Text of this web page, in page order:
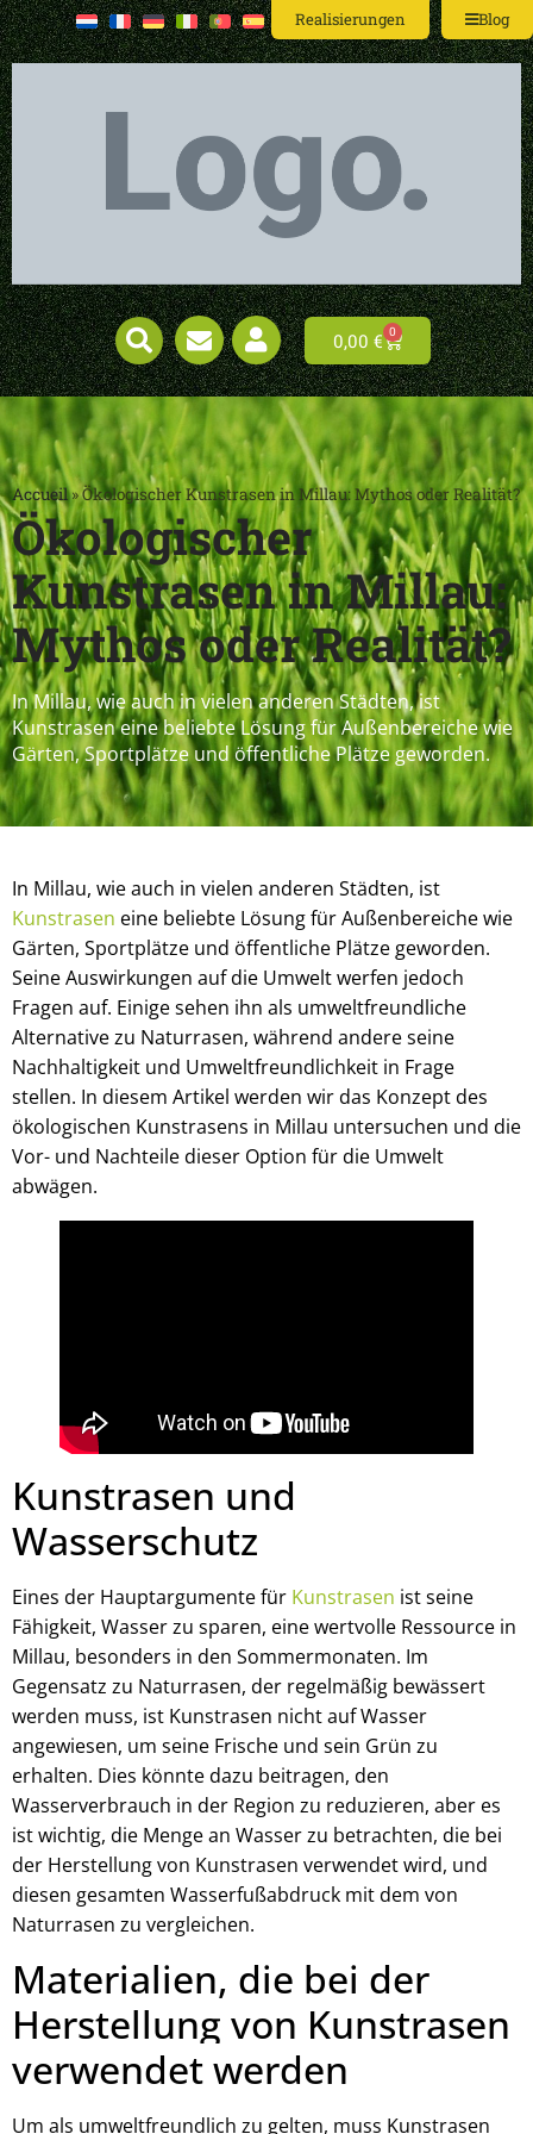
Realisierungen Blog
0,00 € 0
Accueil»Ökologischer Kunstrasen in Millau: Mythos oder Realität?
Ökologischer
Kunstrasen in Millau:
Mythos oder Realität?
In Millau, wie auch in vielen anderen Städten, ist
Kunstrasen eine beliebte Lösung für Außenbereiche wie
Gärten, Sportplätze und öffentliche Plätze geworden.
In Millau, wie auch in vielen anderen Städten, ist
Kunstrasen eine beliebte Lösung für Außenbereiche wie
Gärten, Sportplätze und öffentliche Plätze geworden.
Seine Auswirkungen auf die Umwelt werfen jedoch
Fragen auf. Einige sehen ihn als umweltfreundliche
Alternative zu Naturrasen, während andere seine
Nachhaltigkeit und Umweltfreundlichkeit in Frage
stellen. In diesem Artikel werden wir das Konzept des
ökologischen Kunstrasens in Millau untersuchen und die
Vor- und Nachteile dieser Option für die Umwelt
abwägen.
Kunstrasen und
Wasserschutz
Eines der Hauptargumente für Kunstrasen ist seine
Fähigkeit, Wasser zu sparen, eine wertvolle Ressource in
Millau, besonders in den Sommermonaten. Im
Gegensatz zu Naturrasen, der regelmäßig bewässert
werden muss, ist Kunstrasen nicht auf Wasser
angewiesen, um seine Frische und sein Grün zu
erhalten. Dies könnte dazu beitragen, den
Wasserverbrauch in der Region zu reduzieren, aber es
ist wichtig, die Menge an Wasser zu betrachten, die bei
der Herstellung von Kunstrasen verwendet wird, und
diesen gesamten Wasserfußabdruck mit dem von
Naturrasen zu vergleichen.
Materialien, die bei der
Herstellung von Kunstrasen
verwendet werden
Um als umweltfreundlich zu gelten, muss Kunstrasen